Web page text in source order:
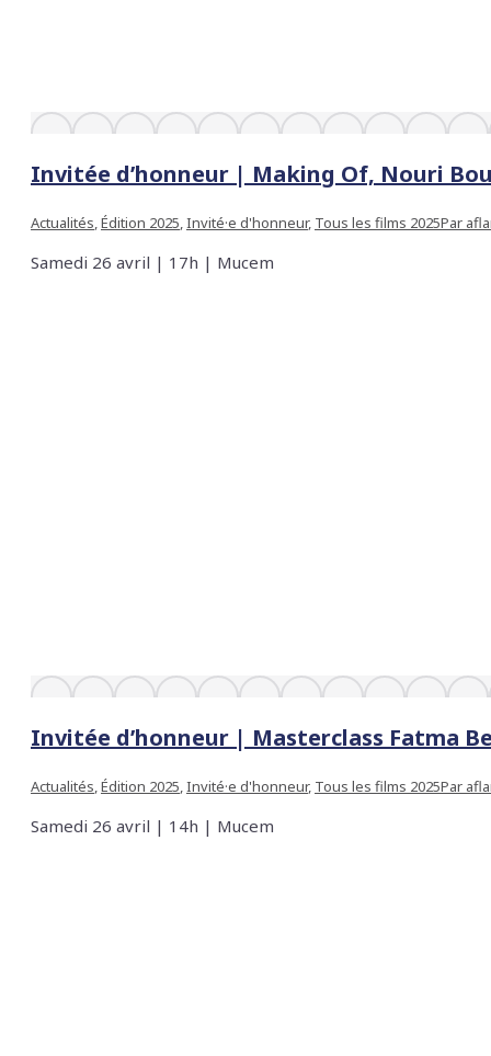
Invitée d’honneur | Making Of, Nouri
Actualités,Édition 2025,Invité·e d'honneur, Tous les films 2025Par
Samedi 26 avril | 17h | Mucem
Invitée d’honneur | Masterclass Fatma
Actualités,Édition 2025,Invité·e d'honneur, Tous les films 2025Par
Samedi 26 avril | 14h | Mucem